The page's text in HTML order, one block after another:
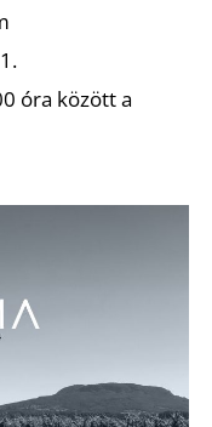
óra között a